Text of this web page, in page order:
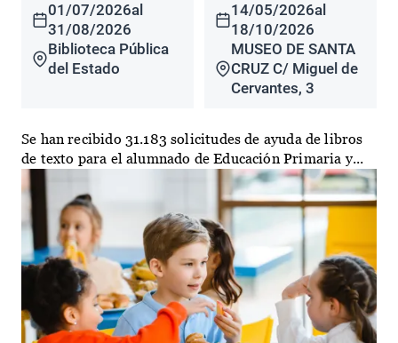
01/07/2026al
31/08/2026
Biblioteca Pública
del Estado
14/05/2026al
18/10/2026
MUSEO DE SANTA
CRUZ C/ Miguel de
Cervantes, 3
Se han recibido 31.183 solicitudes de ayuda de libros
de texto para el alumnado de Educación Primaria y...